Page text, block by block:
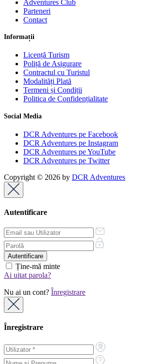
Adventures Club
Parteneri
Contact
Informații
Licență Turism
Poliță de Asigurare
Contractul cu Turistul
Modalități Plată
Termeni și Condiții
Politica de Confidențialitate
Social Media
DCR Adventures pe Facebook
DCR Adventures pe Instagram
DCR Adventures pe YouTube
DCR Adventures pe Twitter
Copyright © 2026 by DCR Adventures
Autentificare
Ține-mă minte
Ai uitat parola?
Nu ai un cont? Înregistrare
Înregistrare